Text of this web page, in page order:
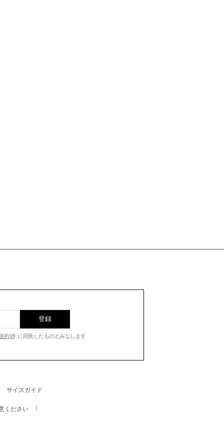
登録
約 に同意したものとみなします
サイズガイド
ください